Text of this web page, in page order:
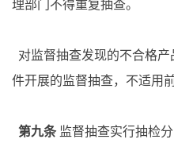
理部门不得重复抽查。
对监督抽查发现的不合格
件开展的监督抽查，不适用
第九条 监督抽查实行抽检